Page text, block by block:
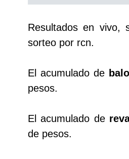
Caribeña Día
Caribeña Noche
Chontico Noche
Resultados en vivo,
sorteo por rcn.
El acumulado de
pesos.
El acumulado de
de pesos.